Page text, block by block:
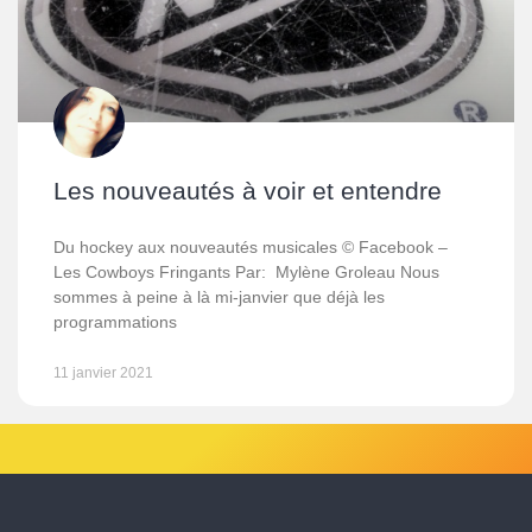
Les nouveautés à voir et entendre
Du hockey aux nouveautés musicales © Facebook –
Les Cowboys Fringants Par: Mylène Groleau Nous
sommes à peine à là mi-janvier que déjà les
programmations
11 janvier 2021